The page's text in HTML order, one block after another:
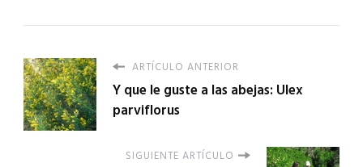
ARTÍCULO ANTERIOR
Y que le guste a las abejas: Ulex
parviflorus
SIGUIENTE ARTÍCULO